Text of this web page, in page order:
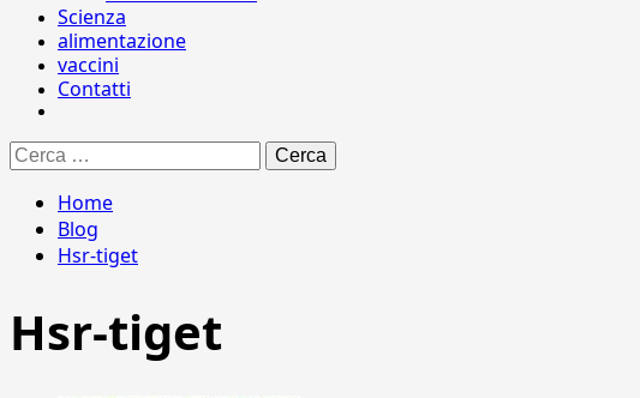
Scienza
alimentazione
vaccini
Contatti
Ricerca
per:
Home
Blog
Hsr-tiget
Hsr-tiget